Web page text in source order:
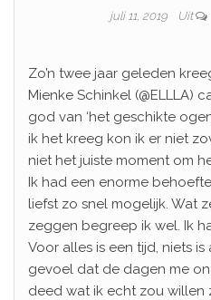
juli 11, 2019 Uit
Zo’n twee jaar geleden
Mienke Schinkel (@ELLLA)
god van ‘het geschikte
ik het kreeg kon ik er niet
niet het juiste moment om
Ik had een enorme
liefst zo snel mogelijk. Wat
zeggen begreep ik wel. Ik
Voor alles is een tijd, niets
gevoel dat de dagen me
deed wat ik echt zou willen